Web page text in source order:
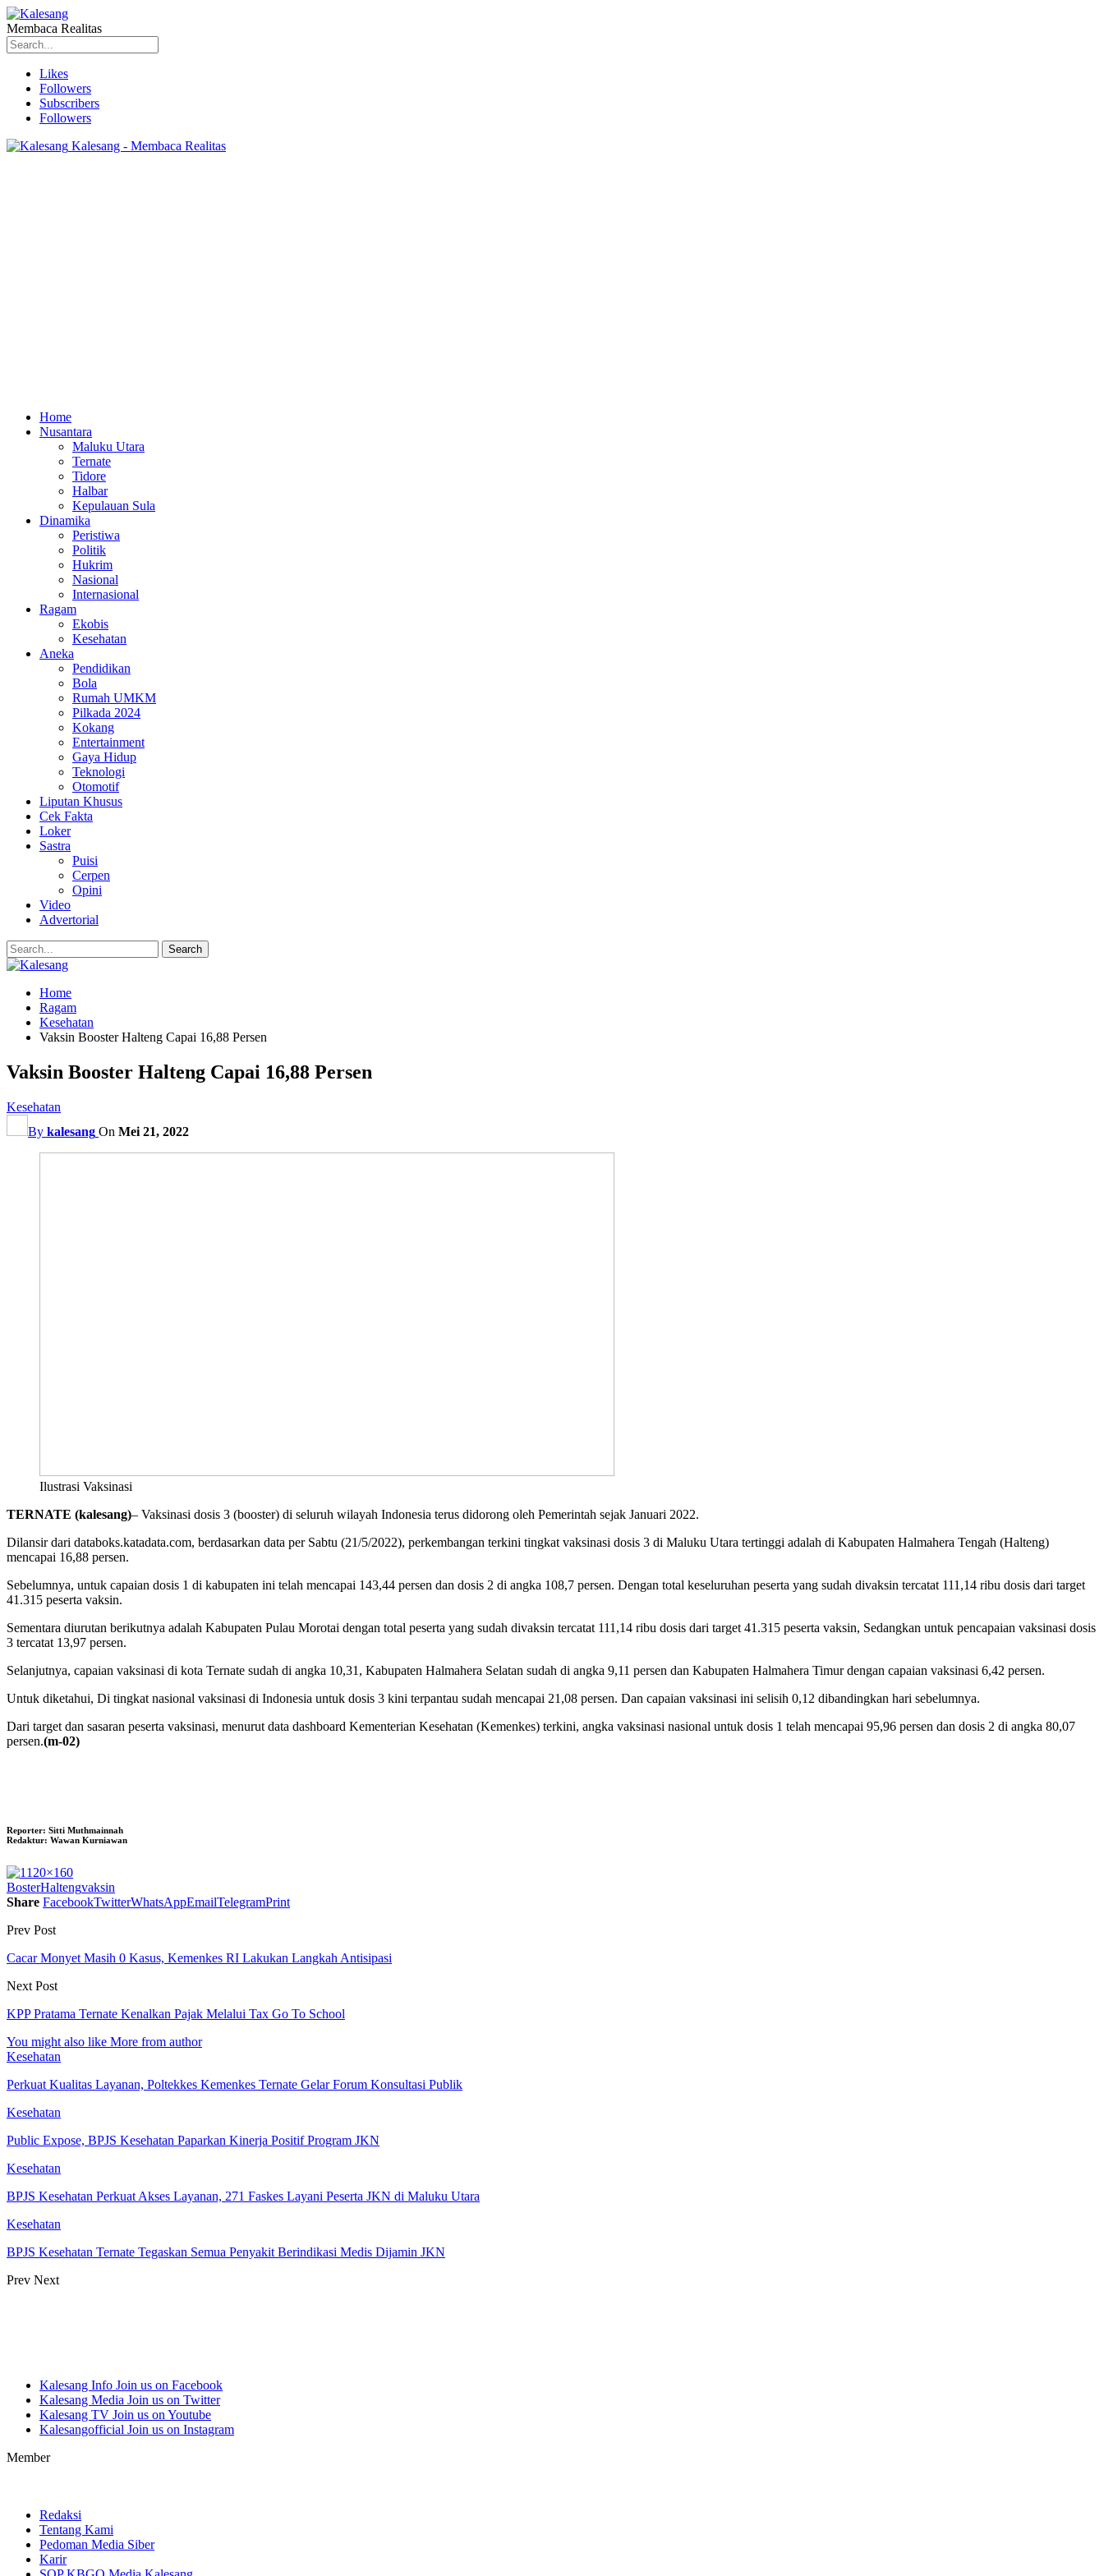
Membaca Realitas
Likes
Followers
Subscribers
Followers
Kalesang - Membaca Realitas
Home
Nusantara
Maluku Utara
Ternate
Tidore
Halbar
Kepulauan Sula
Dinamika
Peristiwa
Politik
Hukrim
Nasional
Internasional
Ragam
Ekobis
Kesehatan
Aneka
Pendidikan
Bola
Rumah UMKM
Pilkada 2024
Kokang
Entertainment
Gaya Hidup
Teknologi
Otomotif
Liputan Khusus
Cek Fakta
Loker
Sastra
Puisi
Cerpen
Opini
Video
Advertorial
Home
Ragam
Kesehatan
Vaksin Booster Halteng Capai 16,88 Persen
Vaksin Booster Halteng Capai 16,88 Persen
Kesehatan
By kalesang On Mei 21, 2022
Ilustrasi Vaksinasi
TERNATE (kalesang)– Vaksinasi dosis 3 (booster) di seluruh wilayah Indonesia terus didorong oleh Pemerintah sejak Januari 2022.
Dilansir dari databoks.katadata.com, berdasarkan data per Sabtu (21/5/2022), perkembangan terkini tingkat vaksinasi dosis 3 di Maluku Utara tertinggi adalah di Kabupaten Halmahera Tengah (Halteng)
mencapai 16,88 persen.
Sebelumnya, untuk capaian dosis 1 di kabupaten ini telah mencapai 143,44 persen dan dosis 2 di angka 108,7 persen. Dengan total keseluruhan peserta yang sudah divaksin tercatat 111,14 ribu dosis dari target
41.315 peserta vaksin.
Sementara diurutan berikutnya adalah Kabupaten Pulau Morotai dengan total peserta yang sudah divaksin tercatat 111,14 ribu dosis dari target 41.315 peserta vaksin, Sedangkan untuk pencapaian vaksinasi dosis
3 tercatat 13,97 persen.
Selanjutnya, capaian vaksinasi di kota Ternate sudah di angka 10,31, Kabupaten Halmahera Selatan sudah di angka 9,11 persen dan Kabupaten Halmahera Timur dengan capaian vaksinasi 6,42 persen.
Untuk diketahui, Di tingkat nasional vaksinasi di Indonesia untuk dosis 3 kini terpantau sudah mencapai 21,08 persen. Dan capaian vaksinasi ini selisih 0,12 dibandingkan hari sebelumnya.
Dari target dan sasaran peserta vaksinasi, menurut data dashboard Kementerian Kesehatan (Kemenkes) terkini, angka vaksinasi nasional untuk dosis 1 telah mencapai 95,96 persen dan dosis 2 di angka 80,07
persen.(m-02)
Reporter: Sitti Muthmainnah
Redaktur: Wawan Kurniawan
BosterHaltengvaksin
Share FacebookTwitterWhatsAppEmailTelegramPrint
Prev Post
Cacar Monyet Masih 0 Kasus, Kemenkes RI Lakukan Langkah Antisipasi
Next Post
KPP Pratama Ternate Kenalkan Pajak Melalui Tax Go To School
You might also like More from author
Kesehatan
Perkuat Kualitas Layanan, Poltekkes Kemenkes Ternate Gelar Forum Konsultasi Publik
Kesehatan
Public Expose, BPJS Kesehatan Paparkan Kinerja Positif Program JKN
Kesehatan
BPJS Kesehatan Perkuat Akses Layanan, 271 Faskes Layani Peserta JKN di Maluku Utara
Kesehatan
BPJS Kesehatan Ternate Tegaskan Semua Penyakit Berindikasi Medis Dijamin JKN
Prev Next
Kalesang Info Join us on Facebook
Kalesang Media Join us on Twitter
Kalesang TV Join us on Youtube
Kalesangofficial Join us on Instagram
Member
Redaksi
Tentang Kami
Pedoman Media Siber
Karir